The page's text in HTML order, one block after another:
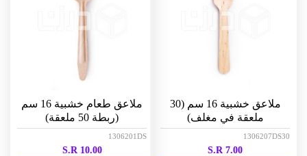
1306207DS30
ملاعق خشبية 16 سم (30
ملعقة في مغلف)
S.R 7.00
1306201DS
ملاعق طعام خشبية 16 سم
(ربطة 50 ملعقة)
S.R 10.00